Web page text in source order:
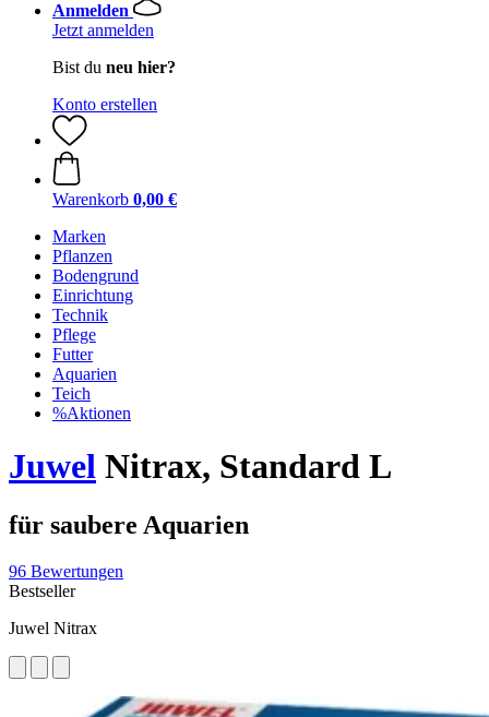
Anmelden
Jetzt anmelden
Bist du neu hier?
Konto erstellen
Warenkorb 0,00 €
Marken
Pflanzen
Bodengrund
Einrichtung
Technik
Pflege
Futter
Aquarien
Teich
%Aktionen
Juwel Nitrax, Standard L
für saubere Aquarien
96 Bewertungen
Bestseller
Juwel Nitrax